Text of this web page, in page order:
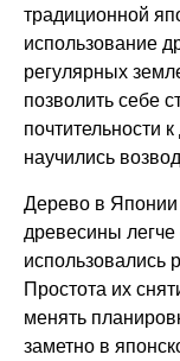
традиционной
использование
регулярных
позволить себе
почтительности
научились
Дерево в Японии
древесины легче
Простота их
менять
заметно в